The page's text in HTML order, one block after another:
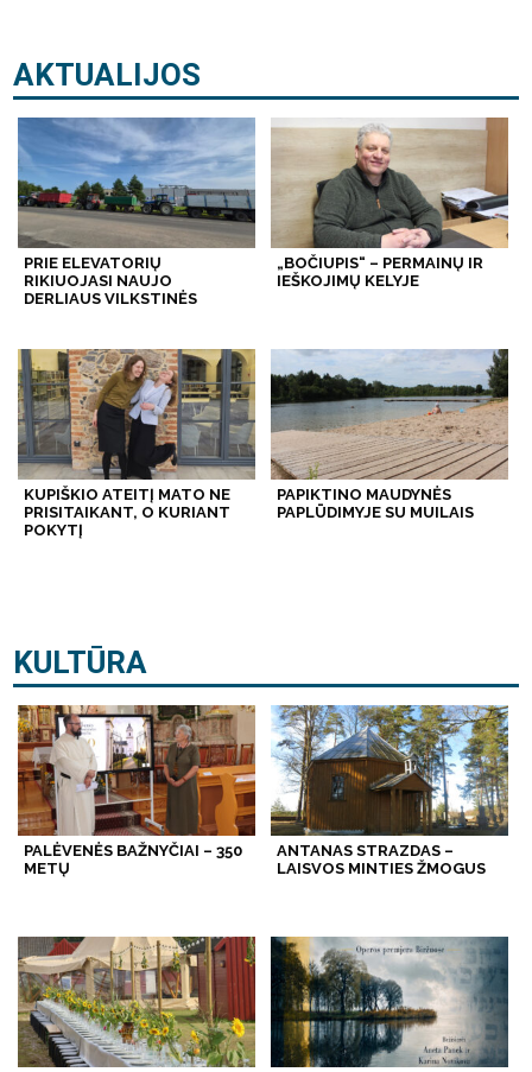
AKTUALIJOS
PRIE ELEVATORIŲ
RIKIUOJASI NAUJO
DERLIAUS VILKSTINĖS
„BOČIUPIS“ – PERMAINŲ IR
IEŠKOJIMŲ KELYJE
KUPIŠKIO ATEITĮ MATO NE
PRISITAIKANT, O KURIANT
POKYTĮ
PAPIKTINO MAUDYNĖS
PAPLŪDIMYJE SU MUILAIS
KULTŪRA
PALĖVENĖS BAŽNYČIAI – 350
METŲ
ANTANAS STRAZDAS –
LAISVOS MINTIES ŽMOGUS